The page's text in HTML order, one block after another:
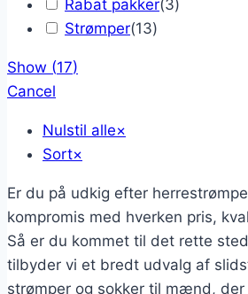
Rabat pakker(3)
Strømper(13)
Show (17)
Cancel
Nulstil alle×
Sort×
Er du på udkig efter
kompromis med hverken pris,
Så er du kommet til det rette
tilbyder vi et bredt udvalg af
strømper og sokker til mænd,